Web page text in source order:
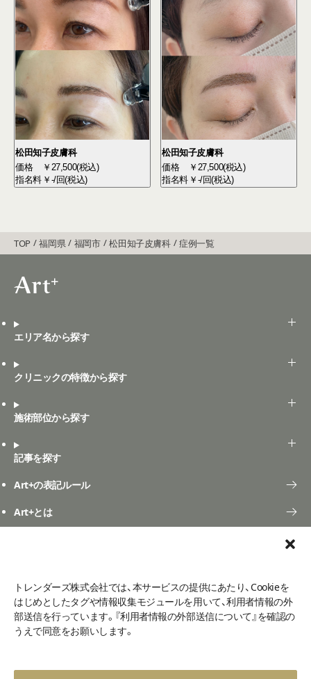
トレンダーズ株式会社では、本サービスの提供にあたり、Cookieを
はじめとしたタグや情報収集モジュールを用いて、利用者情報の外
部送信を行っています。『利用者情報の外部送信について』を確認の
うえで同意をお願いします。
松田知子皮膚科
価格
￥27,500(税込)
指名料 ￥-/回(税込)
松田知子皮膚科
価格
￥27,500(税込)
指名料 ￥-/回(税込)
TOP 福岡県 福岡市 松田知子皮膚科 症例一覧
エリア名から探す
クリニックの特徴から探す
施術部位から探す
記事を探す
Art+の表記ルール
Art+とは
利用者情報の外部送信について
メディア掲載
プライバシーポリシー
運営会社